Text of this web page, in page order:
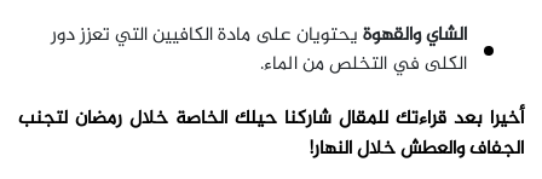
الشاي والقهوةيحتويان على مادة الكافيين التي تعزز دور
الكلى في التخلص من الماء.
أخيرا بعد قراءتك للمقال شاركنا حيلك الخاصة خلال رمضان لتجنب
الجفاف والعطش خلال النهار!